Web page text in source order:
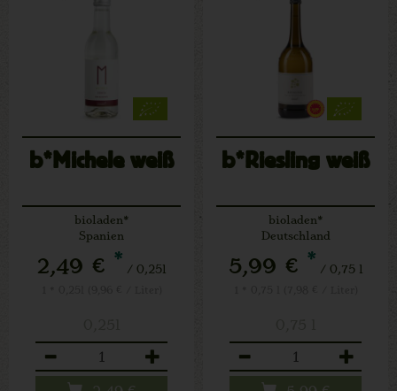
b*Michele weiß
bioladen*
Spanien
2,49 € * / 0,25l
b*Riesling weiß
bioladen*
Deutschland
5,99 € * / 0,75 l